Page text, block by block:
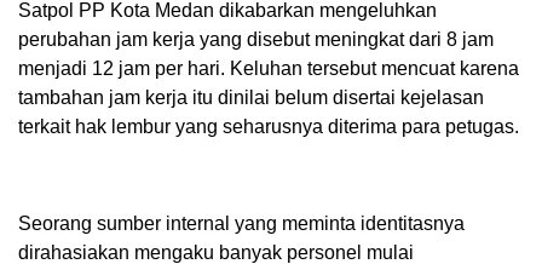
Satpol PP Kota Medan dikabarkan mengeluhkan
perubahan jam kerja yang disebut meningkat dari 8 jam
menjadi 12 jam per hari. Keluhan tersebut mencuat karena
tambahan jam kerja itu dinilai belum disertai kejelasan
terkait hak lembur yang seharusnya diterima para petugas.
Seorang sumber internal yang meminta identitasnya
dirahasiakan mengaku banyak personel mulai